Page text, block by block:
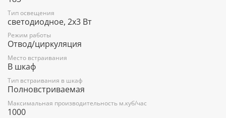
Дополнительная информация:
Алюминиевый фильтр
Диаметр воздуховода D=150 мм
Угольный фильтр приобретается отдельно
Тип освещения
светодиодное, 2х3 Вт
Режим работы
Отвод/циркуляция
Место встраивания
В шкаф
Тип встраивания в шкаф
Полновстриваемая
Максимальная производительность м.куб/час
1000